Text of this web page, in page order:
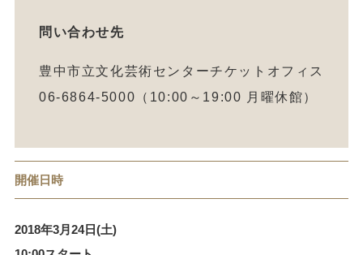
問い合わせ先
豊中市立文化芸術センターチケットオフィス
06-6864-5000（10:00～19:00 月曜休館）
開催日時
2018年3月24日(土)